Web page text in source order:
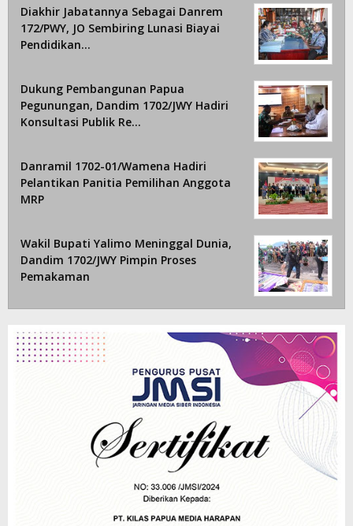
Diakhir Jabatannya Sebagai Danrem
172/PWY, JO Sembiring Lunasi Biayai
Pendidikan…
Dukung Pembangunan Papua
Pegunungan, Dandim 1702/JWY Hadiri
Konsultasi Publik Re…
Danramil 1702-01/Wamena Hadiri
Pelantikan Panitia Pemilihan Anggota
MRP
Wakil Bupati Yalimo Meninggal Dunia,
Dandim 1702/JWY Pimpin Proses
Pemakaman